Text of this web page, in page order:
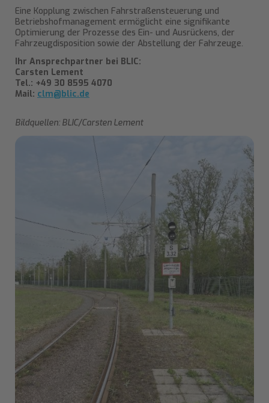
Eine Kopplung zwischen Fahrstraßensteuerung und
Betriebshofmanagement ermöglicht eine signifikante
Optimierung der Prozesse des Ein- und Ausrückens, der
Fahrzeugdisposition sowie der Abstellung der Fahrzeuge.
Ihr Ansprechpartner bei BLIC:
Carsten Lement
Tel.: +49 30 8595 4070
Mail: clm@blic.de
Bildquellen: BLIC/Carsten Lement